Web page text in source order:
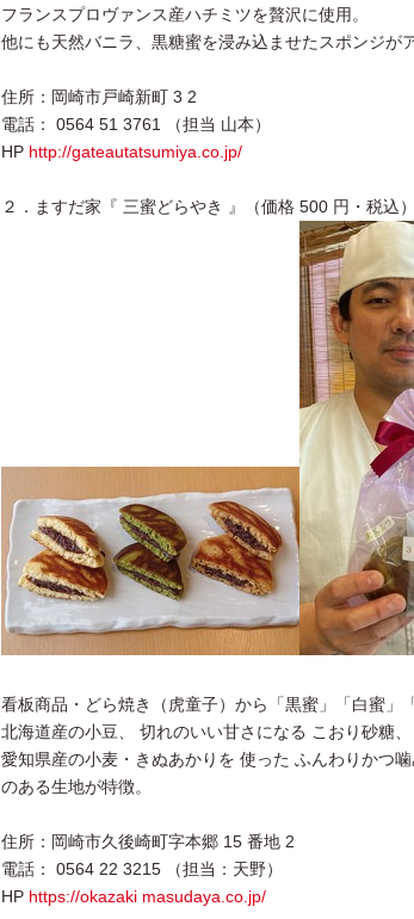
フランスプロヴァンス産ハチミツを贅沢に使用。
他にも天然バニラ、黒糖蜜を浸み込ませたスポンジが
住所：岡崎市戸崎新町 3 2
電話： 0564 51 3761 （担当 山本）
HP http://gateautatsumiya.co.jp/
２．ますだ家『 三蜜どらやき 』（価格 500 円・税込）
看板商品・どら焼き（虎童子）から「黒蜜」「白蜜」
北海道産の小豆、 切れのいい甘さになる こおり砂糖、
愛知県産の小麦・きぬあかりを 使った ふんわりかつ噛
のある生地が特徴。
住所：岡崎市久後崎町字本郷 15 番地 2
電話： 0564 22 3215 （担当：天野）
HP https://okazaki masudaya.co.jp/